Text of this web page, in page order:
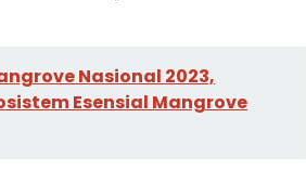
Nasional 2023,
Esensial Mangrove